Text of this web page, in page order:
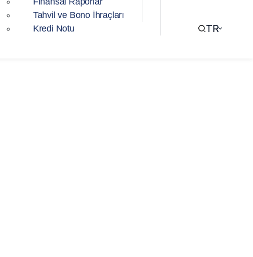
Tahvil ve Bono İhraçları
Kredi Notu
TR